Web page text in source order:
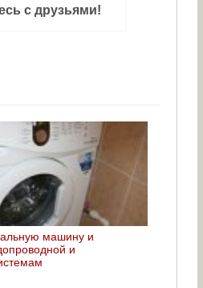
с друзьями!
машину и
и